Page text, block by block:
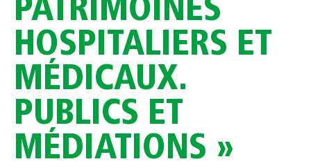
PATRIMOINES
HOSPITALIERS ET
MÉDICAUX.
PUBLICS ET
MÉDIATIONS »